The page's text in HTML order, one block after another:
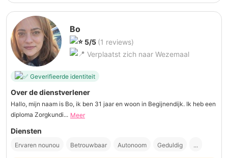
Bo
5/5 (1 reviews)
Verplaatst zich naar Wezemaal
Geverifieerde identiteit
Over de dienstverlener
Hallo, mijn naam is Bo, ik ben 31 jaar en woon in Begijnendijk. Ik heb een
diploma Zorgkundi... Meer
Diensten
Ervaren nounou Betrouwbaar Autonoom Geduldig ...